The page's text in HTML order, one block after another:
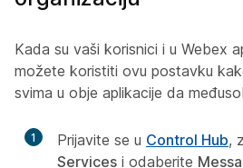
Kada su vaši korisnici i u Webex
možete koristiti ovu postavku
svima u obje aplikacije da
1 Prijavite se u Control Hub,
Services i odaberite